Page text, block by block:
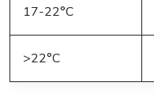
17-22°C
>22°C